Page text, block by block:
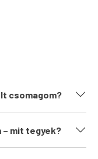
csomagom?
– mit tegyek?